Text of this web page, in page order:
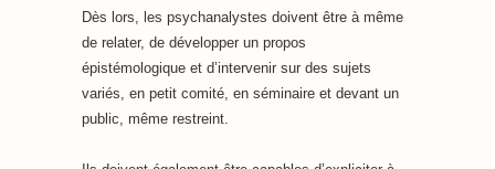
Dès lors, les psychanalystes doivent être à même
de relater, de développer un propos
épistémologique et d’intervenir sur des sujets
variés, en petit comité, en séminaire et devant un
public, même restreint.